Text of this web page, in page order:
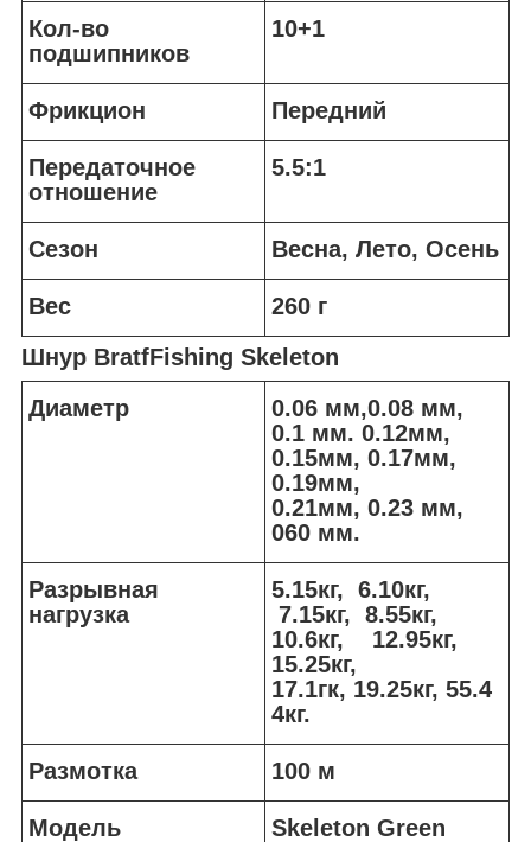
Кол-во
подшипников
10+1
Фрикцион Передний
Передаточное
отношение
5.5:1
Сезон Весна, Лето, Осень
Вес
260 г
Шнур BratfFishing Skeleton
Диаметр
0.06 мм,0.08 мм,
0.1 мм. 0.12мм,
0.15мм, 0.17мм,
0.19мм,
0.21мм, 0.23 мм,
060 мм.
Разрывная
нагрузка
5.15кг, 6.10кг,
7.15кг, 8.55кг,
10.6кг, 12.95кг,
15.25кг,
17.1гк, 19.25кг, 55.4
4кг.
Размотка 100 м
Модель Skeleton Green